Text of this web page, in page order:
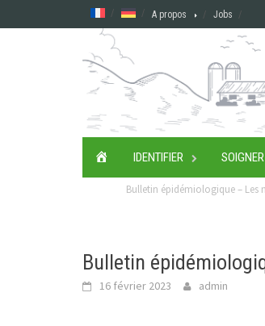
to
A propos Jobs
ACCUEILIDENTIFIER SOIGNER
Bulletin épidémiologique – Les
Bulletin
16 février 2023 admin